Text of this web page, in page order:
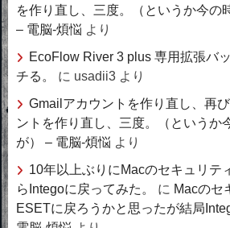
を作り直し、三度。（というか今の
– 電脳-煩悩 より
EcoFlow River 3 plus 専用拡張バ
チる。
に usadii3 より
Gmailアカウントを作り直し、再び
ントを作り直し、三度。（というか
が） – 電脳-煩悩 より
10年以上ぶりにMacのセキュリテ
らIntegoに戻ってみた。
に Macのセ
ESETに戻ろうかと思ったが結局